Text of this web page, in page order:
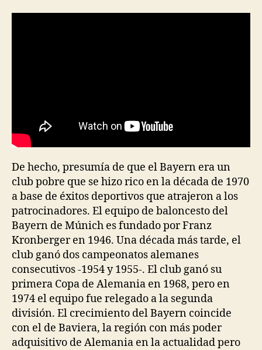
De hecho, presumía de que el Bayern era un
club pobre que se hizo rico en la década de 1970
a base de éxitos deportivos que atrajeron a los
patrocinadores. El equipo de baloncesto del
Bayern de Múnich es fundado por Franz
Kronberger en 1946. Una década más tarde, el
club ganó dos campeonatos alemanes
consecutivos -1954 y 1955-. El club ganó su
primera Copa de Alemania en 1968, pero en
1974 el equipo fue relegado a la segunda
división. El crecimiento del Bayern coincide
con el de Baviera, la región con más poder
adquisitivo de Alemania en la actualidad pero